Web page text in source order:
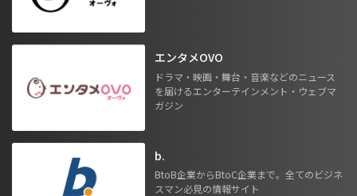
エンタメOVO
ドラマ・映画・舞台・音楽などのニュース
を届けるエンターテインメント・ウェブマ
ガジン
b.
BtoB企業からBtoC企業まで。全てのビジネ
スマン必見の情報サイト